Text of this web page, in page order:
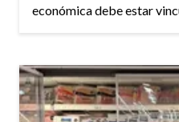
económica debe estar